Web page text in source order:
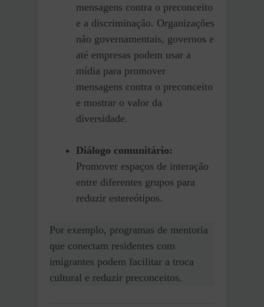
mensagens contra o preconceito
e a discriminação. Organizações
não governamentais, governos e
até empresas podem usar a
mídia para promover
mensagens contra o preconceito
e mostrar o valor da
diversidade.
Diálogo comunitário:
Promover espaços de interação
entre diferentes grupos para
reduzir estereótipos.
Por exemplo, programas de mentoria
que conectam residentes com
imigrantes podem facilitar a troca
cultural e reduzir preconceitos.